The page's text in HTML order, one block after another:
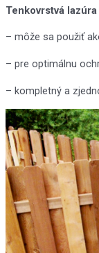
Tenkovrstvá
– môže sa použiť
– pre optimálnu
– kompletný a